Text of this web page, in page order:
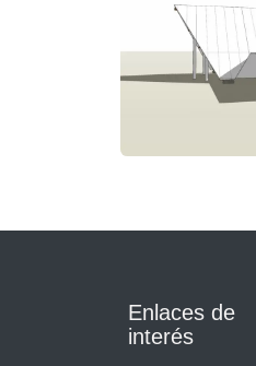
Enlaces de
interés